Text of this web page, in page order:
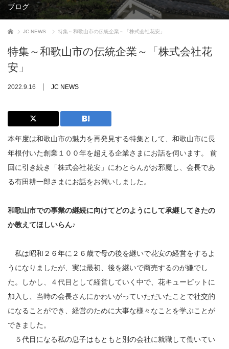
ブログ
ホーム JC NEWS 特集～和歌山市の伝統企業～「株式会社花安」
特集～和歌山市の伝統企業～「株式会社花
安」
2022.9.16 JC NEWS
本年度は和歌山市の魅力を再発見する特集として、和歌山市に長
年根付いた創業１００年を超える企業さまにお話を伺います。 前
回に引き続き「株式会社花安」にわとらんがお邪魔し、会長であ
る有田耕一郎さまにお話をお伺いしました。
和歌山市での事業の継続に向けてどのようにして承継してきたの
か教えてほしいらん♪
私は昭和２６年に２６歳で母の後を継いで花安の経営をするよ
うになりましたが、実は最初、後を継いで商売するのが嫌でし
た。しかし、４代目として経営していく中で、花キューピットに
加入し、当時の会長さんにかわいがっていただいたことで社交的
になることができ、経営のために大事な様々なことを学ぶことが
できました。
５代目になる私の息子はもともと別の会社に就職して働いてい